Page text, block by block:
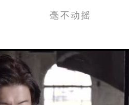
毫不动摇